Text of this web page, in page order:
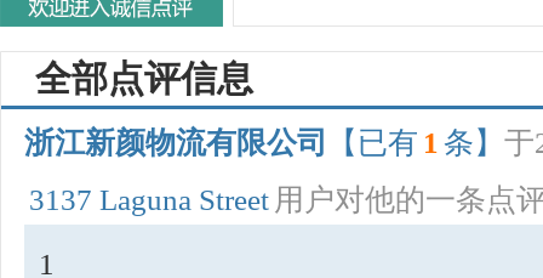
全部点评信息
浙江新颜物流有限公司 【已有 1 条】 于
3137 Laguna Street 用户对他的一条点
1